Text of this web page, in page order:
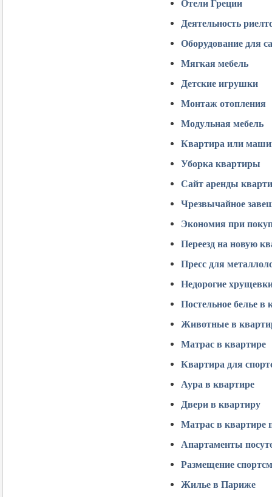
Отели Греции
Деятельность
Оборудование для
Мягкая мебель
Детские игрушки
Монтаж отопления
Модульная мебель
Квартира или
Уборка квартиры
Сайт аренды
Чрезвычайное
Экономия при
Переезд на новую
Пресс для
Недорогие
Постельное белье в
Животные в
Матрас в квартире
Квартира для
Аура в квартире
Двери в квартиру
Матрас в квартире
Апартаменты
Размещение
Жилье в Париже